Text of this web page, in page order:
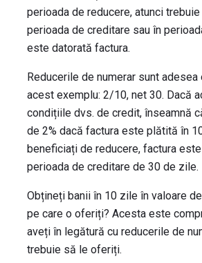
perioada de reducere, atunci
perioada de creditare sau în
este datorată factura.
Reducerile de numerar sunt
acest exemplu: 2/10, net 30. Dacă
condițiile dvs. de credit, înseamnă
de 2% dacă factura este plătită în
beneficiați de reducere, factura
perioada de creditare de 30 de zile.
Obțineți banii în 10 zile în valoare
pe care o oferiți? Acesta este
aveți în legătură cu reducerile de
trebuie să le oferiți.